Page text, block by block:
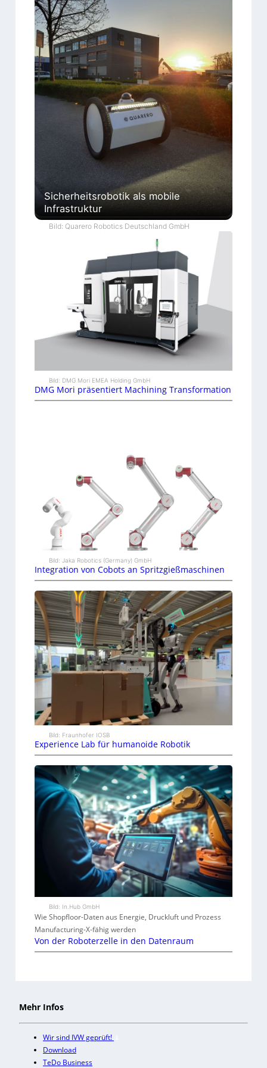
Sicherheitsrobotik als mobile
Infrastruktur
Bild: Quarero Robotics Deutschland GmbH
Bild: DMG Mori EMEA Holding GmbH
DMG Mori präsentiert Machining Transformation
Bild: Jaka Robotics (Germany) GmbH
Integration von Cobots an Spritzgießmaschinen
Bild: Fraunhofer IOSB
Experience Lab für humanoide Robotik
Bild: In.Hub GmbH
Wie Shopfloor-Daten aus Energie, Druckluft und Prozess
Manufacturing-X-fähig werden
Von der Roboterzelle in den Datenraum
Mehr Infos
Wir sind IVW geprüft!
Download
TeDo Business